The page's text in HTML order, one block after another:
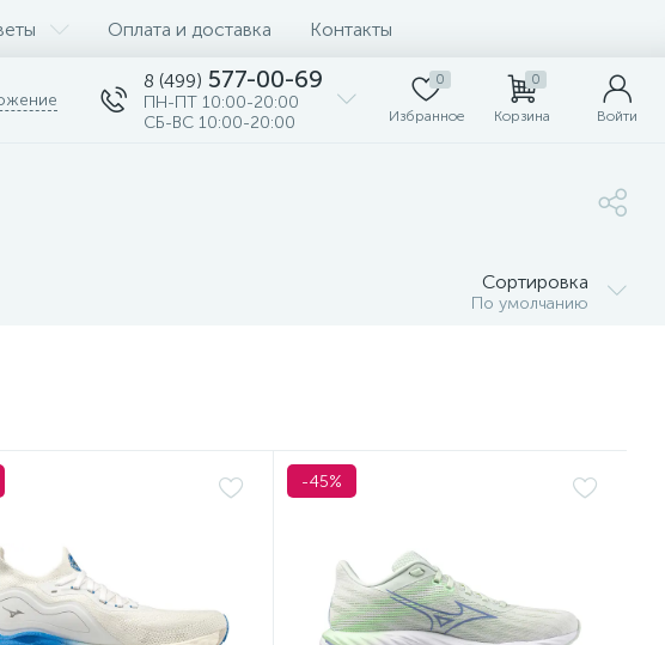
Оплата и доставка Контакты
8 (499) 577-00-69
ПН-ПТ 10:00-20:00
СБ-ВС 10:00-20:00
0
Избранное
0
Корзина Войти
Сортировка
По умолчанию
-45%